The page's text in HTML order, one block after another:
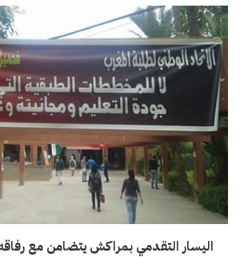
اليسار التقدمي بمراكش يتضامن مع